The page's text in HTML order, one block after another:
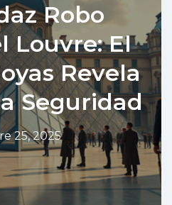
Robo
Louvre: El
Revela
Seguridad
25, 2025